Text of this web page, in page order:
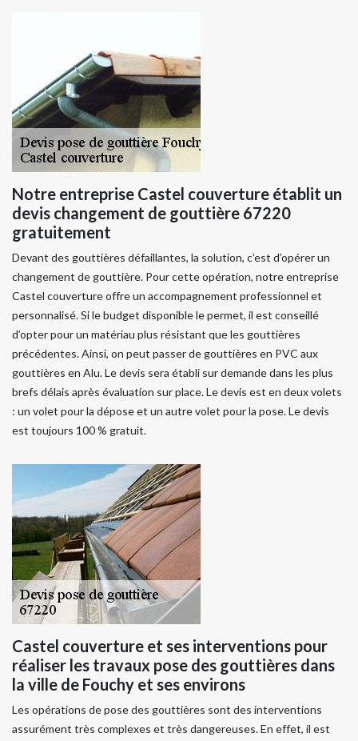
Notre entreprise Castel couverture établit un
devis changement de gouttière 67220
gratuitement
Devant des gouttières défaillantes, la solution, c’est d’opérer un
changement de gouttière. Pour cette opération, notre entreprise
Castel couverture offre un accompagnement professionnel et
personnalisé. Si le budget disponible le permet, il est conseillé
d’opter pour un matériau plus résistant que les gouttières
précédentes. Ainsi, on peut passer de gouttières en PVC aux
gouttières en Alu. Le devis sera établi sur demande dans les plus
brefs délais après évaluation sur place. Le devis est en deux volets
: un volet pour la dépose et un autre volet pour la pose. Le devis
est toujours 100 % gratuit.
Castel couverture et ses interventions pour
réaliser les travaux pose des gouttières dans
la ville de Fouchy et ses environs
Les opérations de pose des gouttières sont des interventions
assurément très complexes et très dangereuses. En effet, il est